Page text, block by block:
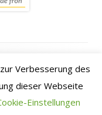
Anfahrt /
Verbesserung des
dieser Webseite
Einstellungen